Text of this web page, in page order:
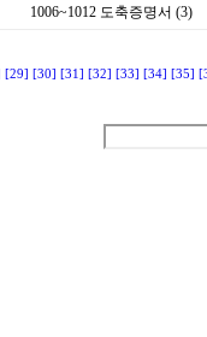
1006~1012 도축증명서 (3)
[29] [30] [31] [32] [33] [34] [35]